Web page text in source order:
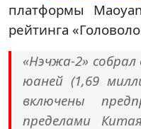
платформы
рейтинга
«Нэчжа-2»
юаней (1,69
включены
пределами